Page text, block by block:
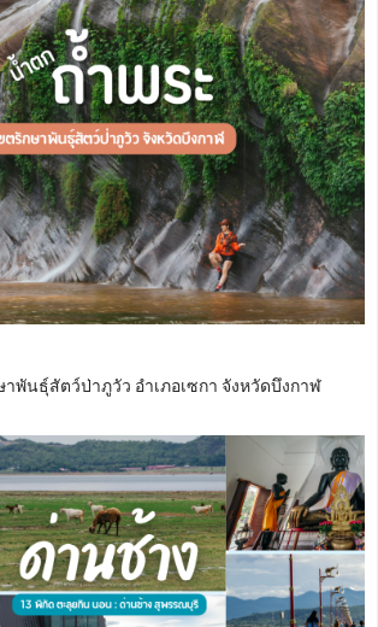
พันธุ์สัตว์ป่าภูวัว อำเภอเซกา จังหวัดบึงกาฬ